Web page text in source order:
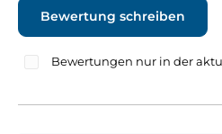
Bewertung schreiben
Bewertungen nur in der